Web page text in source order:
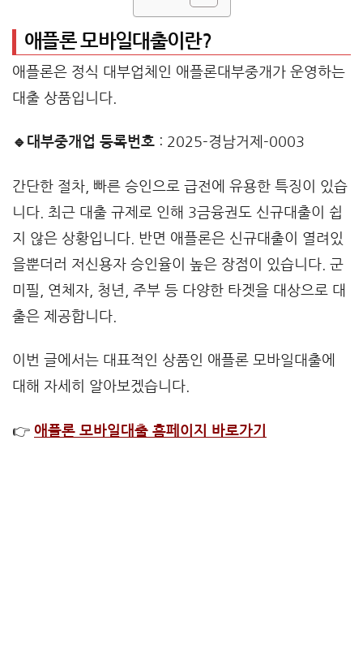
애플론 모바일대출이란?
애플론은 정식 대부업체인 애플론대부중개가 운영하는
대출 상품입니다.
🔹대부중개업 등록번호 : 2025-경남거제-0003
간단한 절차, 빠른 승인으로 급전에 유용한 특징이 있습
니다. 최근 대출 규제로 인해 3금융권도 신규대출이 쉽
지 않은 상황입니다. 반면 애플론은 신규대출이 열려있
을뿐더러 저신용자 승인율이 높은 장점이 있습니다. 군
미필, 연체자, 청년, 주부 등 다양한 타겟을 대상으로 대
출은 제공합니다.
이번 글에서는 대표적인 상품인 애플론 모바일대출에
대해 자세히 알아보겠습니다.
👉 애플론 모바일대출 홈페이지 바로가기